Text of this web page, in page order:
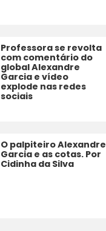
Professora se revolta
com comentário do
global Alexandre
Garcia e vídeo
explode nas redes
sociais
O palpiteiro Alexandre
Garcia e as cotas. Por
Cidinha da Silva